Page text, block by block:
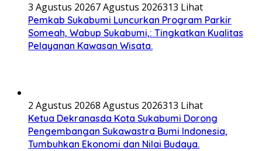
3 Agustus 20267 Agustus 2026313 Lihat
Pemkab Sukabumi Luncurkan Program Parkir
Someah, Wabup Sukabumi,: Tingkatkan Kualitas
Pelayanan Kawasan Wisata.
2 Agustus 20268 Agustus 2026313 Lihat
Ketua Dekranasda Kota Sukabumi Dorong
Pengembangan Sukawastra Bumi Indonesia,
Tumbuhkan Ekonomi dan Nilai Budaya.